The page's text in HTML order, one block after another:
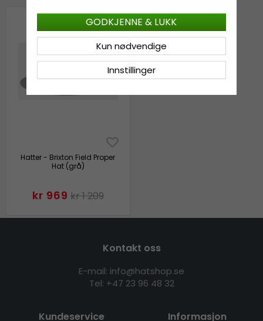
Hatter - Brixton Field Proper
Hat (grå)
kr 969 kr 1 209
Kontakt oss
E-mail: info@hatshop.se
Tel: +47 23 96 48 32
Kundeservice Informasjon
Innstillinger
Kun nødvendige
GODKJENNE & LUKK